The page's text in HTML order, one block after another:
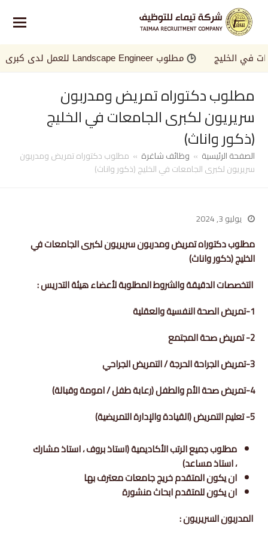
الخليج مطلوب Landscape Engineer للعمل لدى كبرى الجهات في الخليج
مطلوب دكتوراه تمريض ومدربون
سريريون لكبرى الجامعات في الخليج
(ذكور واناث)
الصفحة الرئيسية » وظائف شاغرة » مطلوب دكتوراه تمريض ومدربون
سريريون لكبرى الجامعات في الخليج (ذكور واناث)
يوليو 3, 2024
مطلوب دكتوراه تمريض ومدربون سريريون لكبرى الجامعات في
الخليج (ذكور واناث)
التخصصات الدقيقة والشروط المطلوبة لأعضاء هيئة التدريس :
1-تمريض الصحة النفسية والعقلية
2- تمريض صحة المجتمع
3-تمريض الجراحة الحرجة / التمريض الجراحي
4-تمريض صحة الأم والطفل (رعابة طفل / امومة وقبالة)
5- تعليم التمريض (القيادة والإدارة التمريضية)
مطلوب جميع الرتب الأكاديمية (استاذ بروف ، استاذ مشارك
، استاذ مساعد)
ان يكون المتقدم خريج جامعات معترف بها
ان يكون للمتقدم ابحاث منشورة
المدربون السريريون :